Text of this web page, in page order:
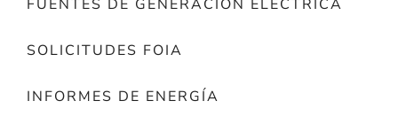
FUENTES DE GENERACIÓN ELÉCTRICA
SOLICITUDES FOIA
INFORMES DE ENERGÍA